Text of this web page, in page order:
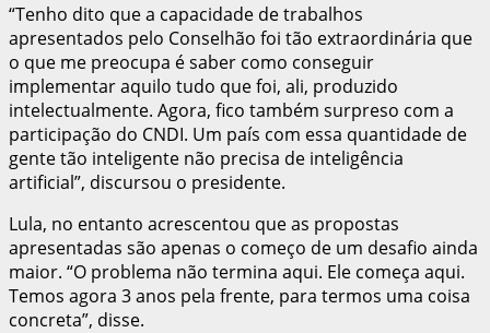
“Tenho dito que a capacidade de trabalhos
apresentados pelo Conselhão foi tão extraordinária que
o que me preocupa é saber como conseguir
implementar aquilo tudo que foi, ali, produzido
intelectualmente. Agora, fico também surpreso com a
participação do CNDI. Um país com essa quantidade de
gente tão inteligente não precisa de inteligência
artificial”, discursou o presidente.
Lula, no entanto acrescentou que as propostas
apresentadas são apenas o começo de um desafio ainda
maior. “O problema não termina aqui. Ele começa aqui.
Temos agora 3 anos pela frente, para termos uma coisa
concreta”, disse.